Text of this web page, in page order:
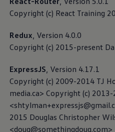
Als je auto de Car2X-
over het wegverkeer,
of files, met andere
vervoersinfrastructuur
ook de Car2X-technologie
Privacybeleid Car2X
Copyright (c) React Training
Redux, Version 4.0.0
Copyright (c) 2015-present
ExpressJS, Version 4.17.1
Copyright (c) 2009-2014 TJ
media.ca> Copyright (c)
<
2015 Douglas Christopher
<doug@somethingdoug.com>